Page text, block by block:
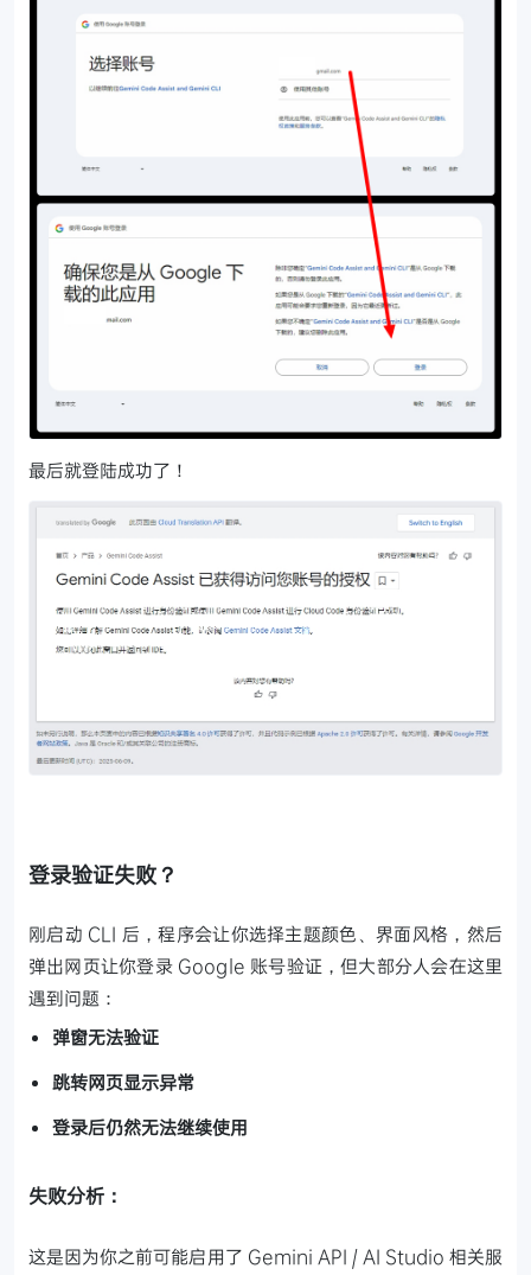
最后就登陆成功了！
登录验证失败？
刚启动 CLI 后，程序会让你选择主题颜色、界面风格，然后
弹出网页让你登录 Google 账号验证，但大部分人会在这里
遇到问题：
弹窗无法验证
跳转网页显示异常
登录后仍然无法继续使用
失败分析：
这是因为你之前可能启用了 Gemini API / AI Studio 相关服